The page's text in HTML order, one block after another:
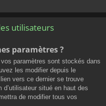
utilisateurs
paramètres ?
paramètres sont stockés dans
les modifier depuis le
vers ce dernier se trouve
situé en haut des
de modifier tous vos